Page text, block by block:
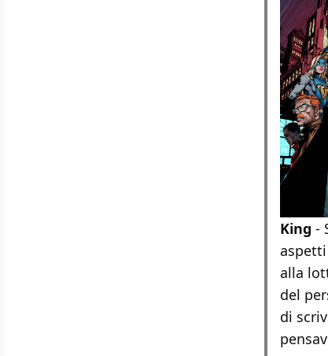
King -
alla
del
di